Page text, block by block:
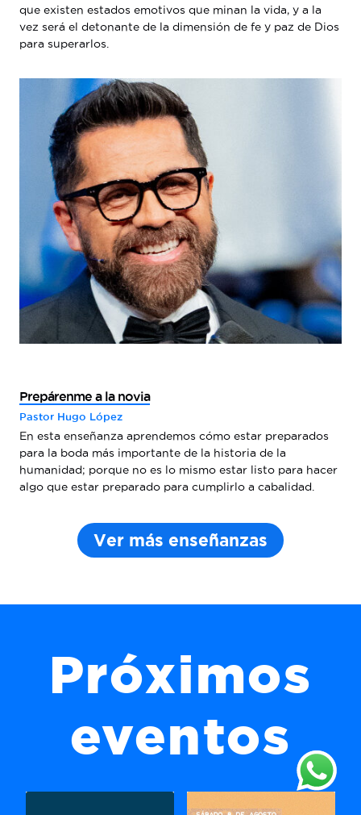
que existen estados emotivos que minan la vida, y a la
vez será el detonante de la dimensión de fe y paz de Dios
para superarlos.
Prepárenme a la novia
Pastor Hugo López
En esta enseñanza aprendemos cómo estar preparados
para la boda más importante de la historia de la
humanidad; porque no es lo mismo estar listo para hacer
algo que estar preparado para cumplirlo a cabalidad.
Ver más enseñanzas
Próximos
eventos